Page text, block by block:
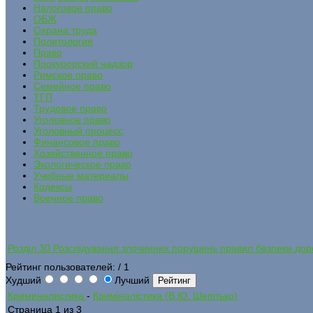
Налоговое право
ОБЖ
Охрана труда
Политология
Право
Прокурорский надзор
Римское право
Семейное право
ТГП
Трудовое право
Уголовное право
Уголовный процесс
Финансовое право
Хозяйственное право
Экологическое право
Учебные материалы
Кодексы
Военное право
Розділ 30 Розслідування злочинних порушень правил безпеки
Рейтинг пользователей: / 1
Худший
Лучший
Криминалистика - Криміналістика (В.Ю. Шепітько)
Страница 1 из 3